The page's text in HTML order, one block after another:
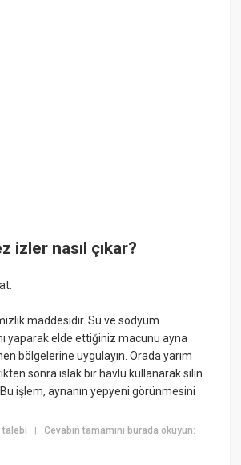
izler nasıl çıkar?
maddesidir. Su ve sodyum
yaparak elde ettiğiniz macunu ayna
bölgelerine uygulayın. Orada yarım
sonra ıslak bir havlu kullanarak silin
işlem, aynanın yepyeni görünmesini
talebi |Cevabın tamamını burada okuyun: